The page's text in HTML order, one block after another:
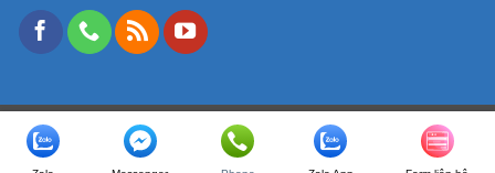
Copyright 2026 © VPP Thanh Bình
- Design and Seo by
ngolongnd.net